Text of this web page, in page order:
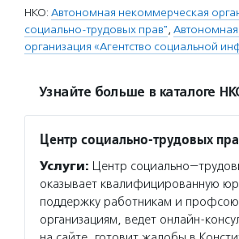
НКО: Автономная некоммерческая
социально-трудовых прав",
организация «Агентство социальной
Узнайте больше в каталоге
Центр социально-трудовых
Услуги: Центр
оказывает квалифицированную
поддержку работникам и
организациям, ведет онлайн-